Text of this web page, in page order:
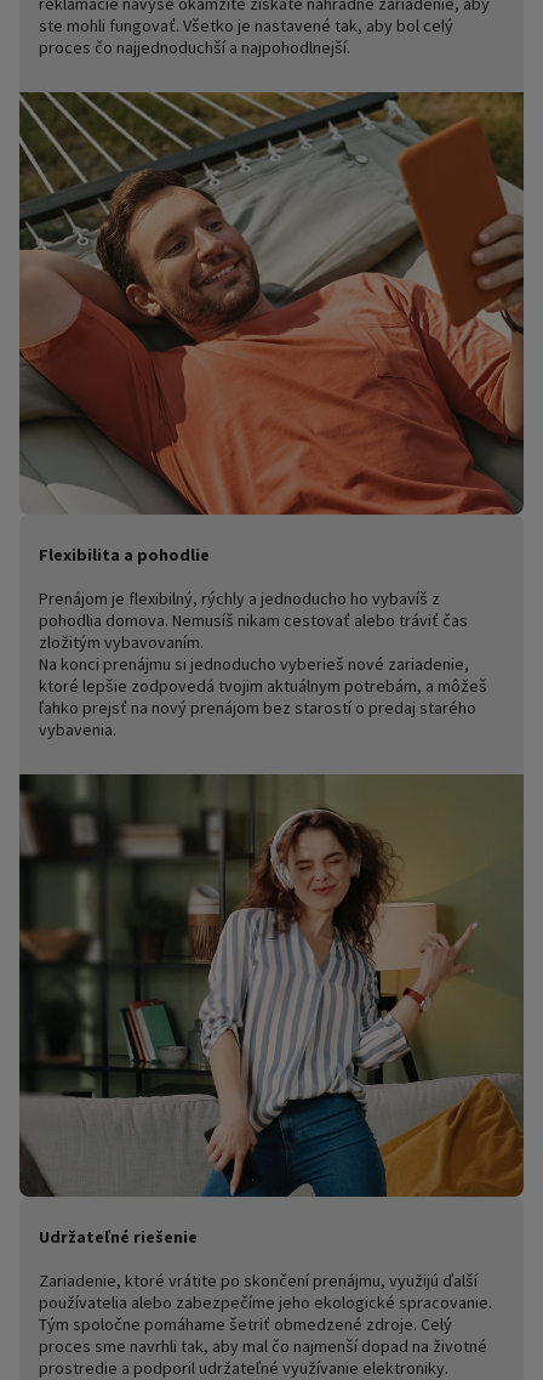
ste mohli fungovať. Všetko je nastavené tak, aby bol celý
proces čo najjednoduchší a najpohodlnejší.
Flexibilita a pohodlie
Prenájom je flexibilný, rýchly a jednoducho ho vybavíš z
pohodlia domova. Nemusíš nikam cestovať alebo tráviť čas
zložitým vybavovaním.
Na konci prenájmu si jednoducho vyberieš nové zariadenie,
ktoré lepšie zodpovedá tvojim aktuálnym potrebám, a môžeš
ľahko prejsť na nový prenájom bez starostí o predaj starého
vybavenia.
Udržateľné riešenie
Zariadenie, ktoré vrátite po skončení prenájmu, využijú ďalší
používatelia alebo zabezpečíme jeho ekologické spracovanie.
Tým spoločne pomáhame šetriť obmedzené zdroje. Celý
proces sme navrhli tak, aby mal čo najmenší dopad na životné
prostredie a podporil udržateľné využívanie elektroniky.